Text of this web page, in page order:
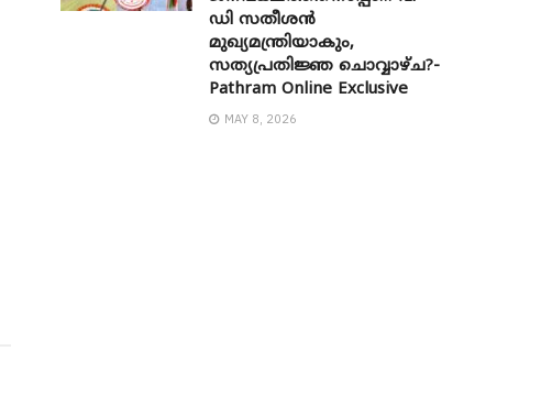
ഡി സതീശൻ
മുഖ്യമന്ത്രിയാകും,
സത്യപ്രതിജ്ഞ ചൊവ്വാഴ്ച?-
Pathram Online Exclusive
MAY 8, 2026